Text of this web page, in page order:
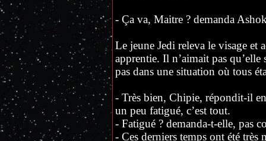
- Ça va, Maitre ? demanda
Le jeune Jedi releva le visage et
apprentie. Il n’aimait pas
pas dans une situation où tous
- Très bien, Chipie, répondit-il
un peu fatigué, c’est tout.
- Fatigué ? demanda-t-elle, pas
- Ces derniers temps ont été très